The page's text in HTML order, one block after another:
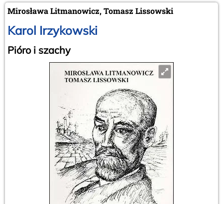
Mirosława Litmanowicz, Tomasz Lissowski
Karol Irzykowski
Pióro i szachy